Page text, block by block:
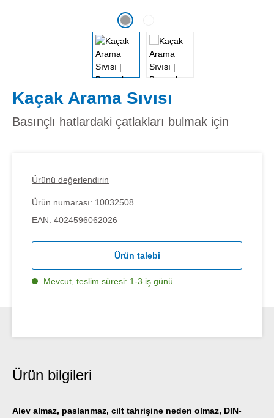
Kaçak Arama Sıvısı
Basınçlı hatlardaki çatlakları bulmak için
Ürünü değerlendirin
Ürün numarası: 10032508
EAN: 4024596062026
Ürün talebi
Mevcut, teslim süresi: 1-3 iş günü
Ürün bilgileri
Alev almaz, paslanmaz, cilt tahrişine neden olmaz, DIN-